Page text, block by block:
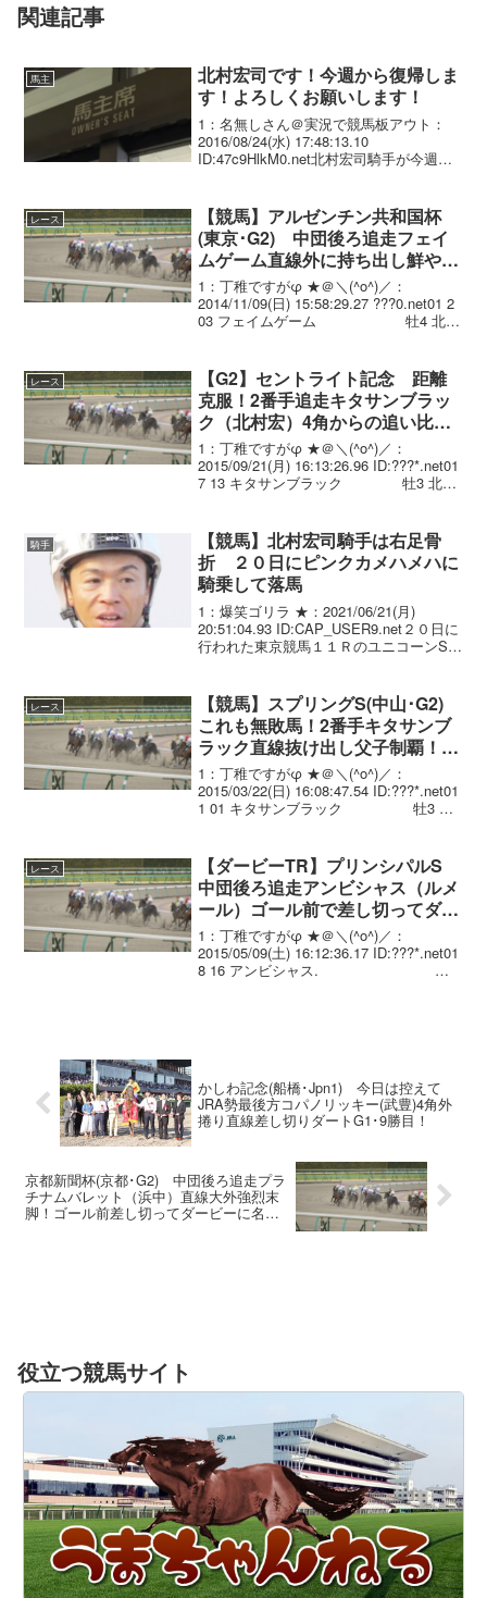
関連記事
馬主
北村宏司です！今週から復帰しま
す！よろしくお願いします！
1：名無しさん＠実況で競馬板アウト：
2016/08/24(水) 17:48:13.10
ID:47c9HlkM0.net北村宏司騎手が今週新
レース
【競馬】アルゼンチン共和国杯
(東京･G2) 中団後ろ追走フェイ
ムゲーム直線外に持ち出し鮮やか
差し切り！重賞3勝目
1：丁稚ですがφ ★＠＼(^o^)／：
2014/11/09(日) 15:58:29.27 ???0.net01 2
03 フェイムゲーム 牡4 北村
レース
【G2】セントライト記念 距離
克服！2番手追走キタサンブラッ
ク（北村宏）4角からの追い比べ
を制し重賞2勝目！
1：丁稚ですがφ ★＠＼(^o^)／：
2015/09/21(月) 16:13:26.96 ID:???*.net01
7 13 キタサンブラック 牡3 北村
騎手
【競馬】北村宏司騎手は右足骨
折 ２０日にピンクカメハメハに
騎乗して落馬
1：爆笑ゴリラ ★：2021/06/21(月)
20:51:04.93 ID:CAP_USER9.net２０日に
行われた東京競馬１１ＲのユニコーンSで
市内の病院に搬送さ...
レース
【競馬】スプリングS(中山･G2)
これも無敗馬！2番手キタサンブ
ラック直線抜け出し父子制覇！無
傷3連勝
1：丁稚ですがφ ★＠＼(^o^)／：
2015/03/22(日) 16:08:47.54 ID:???*.net01
1 01 キタサンブラック 牡3 北
レース
【ダービーTR】プリンシパルS
中団後ろ追走アンビシャス（ルメ
ール）ゴール前で差し切ってダー
ビー出走権獲得！
1：丁稚ですがφ ★＠＼(^o^)／：
2015/05/09(土) 16:12:36.17 ID:???*.net01
8 16 アンビシャス.
かしわ記念(船橋･Jpn1) 今日は控えて
JRA勢最後方コパノリッキー(武豊)4角外
捲り直線差し切りダートG1･9勝目！
京都新聞杯(京都･G2) 中団後ろ追走プラ
チナムバレット（浜中）直線大外強烈末
脚！ゴール前差し切ってダービーに名乗
役立つ競馬サイト